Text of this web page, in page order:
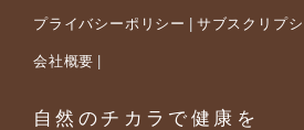
プライバシーポリシー サブスクリプ
会社概要
自然のチカラで健康を